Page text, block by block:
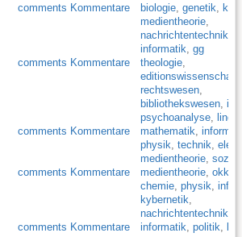
comments Kommentare biologie, genetik,
medientheorie,
nachrichtentechnik
informatik, gg
comments Kommentare theologie,
editionswissenschaft
rechtswesen,
bibliothekswesen,
psychoanalyse,
comments Kommentare mathematik,
physik, technik,
medientheorie,
comments Kommentare medientheorie,
chemie, physik,
kybernetik,
nachrichtentechnik
comments Kommentare informatik, politik,